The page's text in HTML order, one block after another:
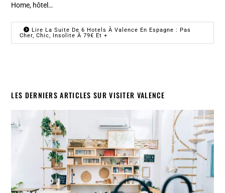
Home, hôtel…
Lire La Suite De 6 Hotels À Valence En Espagne : Pas
Cher, Chic, Insolite À 79€ Et +
LES DERNIERS ARTICLES SUR VISITER VALENCE